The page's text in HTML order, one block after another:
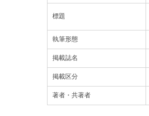
標題
執筆形態
掲載誌名
掲載区分
著者・共著者